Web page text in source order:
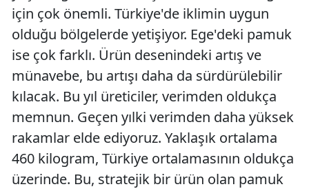
için çok önemli. Türkiye'de iklimin uygun
olduğu bölgelerde yetişiyor. Ege'deki pamuk
ise çok farklı. Ürün desenindeki artış ve
münavebe, bu artışı daha da sürdürülebilir
kılacak. Bu yıl üreticiler, verimden oldukça
memnun. Geçen yılki verimden daha yüksek
rakamlar elde ediyoruz. Yaklaşık ortalama
460 kilogram, Türkiye ortalamasının oldukça
üzerinde. Bu, stratejik bir ürün olan pamuk